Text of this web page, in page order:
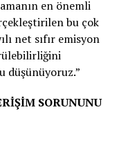
en önemli
bu çok
net sıfır emisyon
düşünüyoruz.”
SORUNUNU